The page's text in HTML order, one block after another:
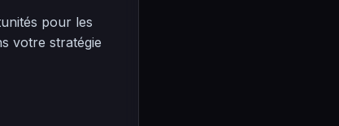
pour les
votre stratégie